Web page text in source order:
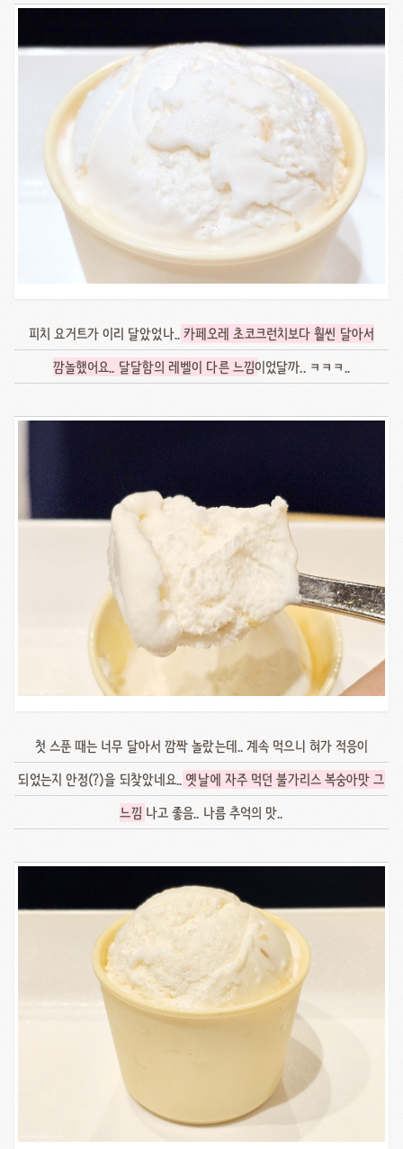
피치 요거트가 이리 달았었나..카페오레 초코크런치보다 훨씬 달아서
깜놀했어요.. 달달함의 레벨이 다른 느낌이었달까.. ㅋㅋㅋ..
첫 스푼 때는 너무 달아서 깜짝 놀랐는데.. 계속 먹으니 혀가 적응이
되었는지 안정(?)을 되찾았네요.. 옛날에 자주 먹던 불가리스 복숭아맛 그
느낌 나고 좋음.. 나름 추억의 맛..